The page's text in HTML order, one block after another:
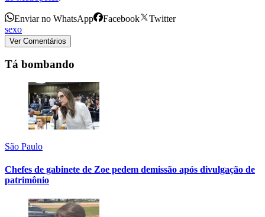
Enviar no WhatsApp Facebook
Twitter
sexo
Ver Comentários
Tá bombando
São Paulo
Chefes de gabinete de Zoe pedem demissão após divulgação de
patrimônio